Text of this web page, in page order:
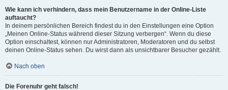
Wie kann ich verhindern, dass mein Benutzername in der Online-Liste
auftaucht?
In deinem persönlichen Bereich findest du in den Einstellungen eine Option
„Meinen Online-Status während dieser Sitzung verbergen“. Wenn du diese
Option einschaltest, können nur Administratoren, Moderatoren und du selbst
deinen Online-Status sehen. Du wirst dann als unsichtbarer Besucher gezählt.
Nach oben
Die Forenuhr geht falsch!